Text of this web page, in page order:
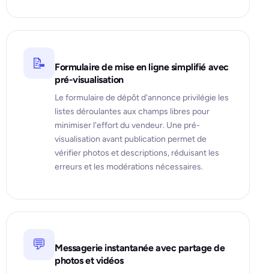
📝
Formulaire de mise en ligne simplifié avec
pré-visualisation
Le formulaire de dépôt d'annonce privilégie les
listes déroulantes aux champs libres pour
minimiser l'effort du vendeur. Une pré-
visualisation avant publication permet de
vérifier photos et descriptions, réduisant les
erreurs et les modérations nécessaires.
💬
Messagerie instantanée avec partage de
photos et vidéos